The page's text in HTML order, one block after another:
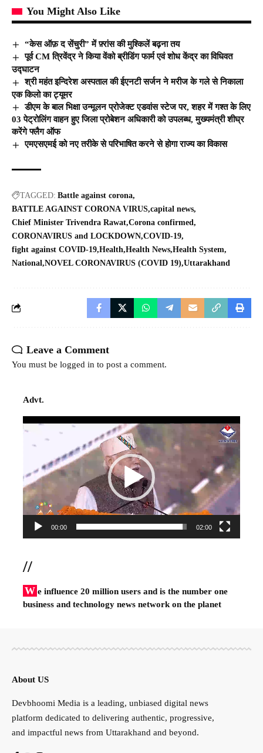
You Might Also Like
“केस ऑफ़ द सेंचुरी” में फ़्रांस की मुश्किलें बढ़ना तय
पूर्व CM त्रिवेंद्र ने किया वेंको ब्रीडिंग फार्म एवं शोध केंद्र का विधिवत
उद्घाटन
श्री महंत इन्दिरेश अस्पताल की ईएनटी सर्जन ने मरीज के गले से निकाला
एक किलो का ट्यूमर
डीएम के बाल भिक्षा उन्मूलन प्रोजेक्ट एडवांस स्टेज पर, शहर में गश्त के लिए
03 पेट्रोलिंग वाहन हुए जिला प्रोबेशन अधिकारी को उपलब्ध, मुख्यमंत्री शीघ्र
करेंगे फ्लैग ऑफ
एमएसएमई को नए तरीके से परिभाषित करने से होगा राज्य का विकास
TAGGED: Battle against corona
BATTLE AGAINST CORONA VIRUS capital news
Chief Minister Trivendra Rawat Corona confirmed
CORONAVIRUS and LOCKDOWN COVID-19
fight against COVID-19 Health Health News Health System
National NOVEL CORONAVIRUS (COVID 19) Uttarakhand
Leave a Comment
You must be logged in to post a comment.
Advt.
Video
00:00 02:00
//
W e influence 20 million users and is the number one
business and technology news network on the planet
About US
Devbhoomi Media is a leading, unbiased digital news
platform dedicated to delivering authentic, progressive,
and impactful news from Uttarakhand and beyond.